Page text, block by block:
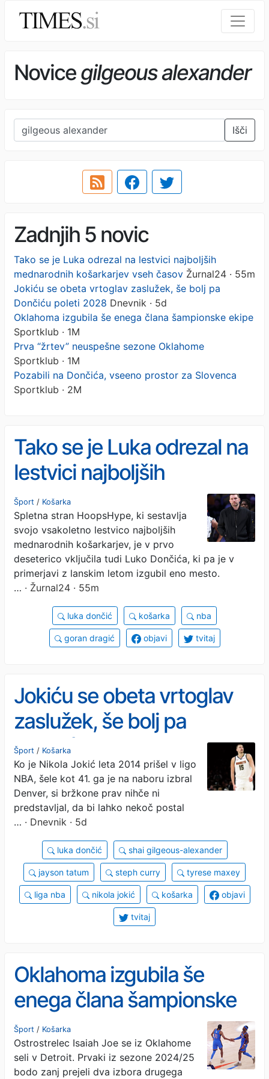
Novicegilgeous alexander
Išči
Zadnjih 5 novic
Tako se je Luka odrezal na lestvici najboljših
mednarodnih košarkarjev vseh časov Žurnal24 · 55m
Jokiću se obeta vrtoglav zaslužek, še bolj pa
Dončiću poleti 2028 Dnevnik · 5d
Oklahoma izgubila še enega člana šampionske ekipe
Sportklub · 1M
Prva “žrtev” neuspešne sezone Oklahome
Sportklub · 1M
Pozabili na Dončića, vseeno prostor za Slovenca
Sportklub · 2M
Tako se je Luka odrezal na
lestvici najboljših
mednarodnih košarkarjev
vseh časov
Šport / Košarka
Spletna stran HoopsHype, ki sestavlja
svojo vsakoletno lestvico najboljših
mednarodnih košarkarjev, je v prvo
deseterico vključila tudi Luko Dončića, ki pa je v
primerjavi z lanskim letom izgubil eno mesto.
… · Žurnal24 · 55m
luka dončić košarka nba
goran dragić objavi tvitaj
Jokiću se obeta vrtoglav
zaslužek, še bolj pa
Dončiću poleti 2028
Šport / Košarka
Ko je Nikola Jokić leta 2014 prišel v ligo
NBA, šele kot 41. ga je na naboru izbral
Denver, si bržkone prav nihče ni
predstavljal, da bi lahko nekoč postal
… · Dnevnik · 5d
luka dončić shai gilgeous-alexander
jayson tatum steph curry tyrese maxey
liga nba nikola jokić košarka objavi
tvitaj
Oklahoma izgubila še
enega člana šampionske
ekipe
Šport / Košarka
Ostrostrelec Isaiah Joe se iz Oklahome
seli v Detroit. Prvaki iz sezone 2024/25
bodo zanj prejeli dva izbora drugega